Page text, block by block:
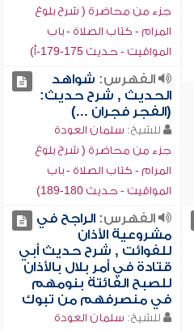
جزء من محاضرة ( شرح بلوغ
المرام - كتاب الصلاة - باب
المواقيت - حديث 175-179-أ)
الفهرس: شواهد
الحديث , شرح حديث:
(الفجر فجران ...)
للشيخ: سلمان العودة
جزء من محاضرة ( شرح بلوغ
المرام - كتاب الصلاة - باب
المواقيت - حديث 180-189)
الفهرس:الراجح في
مشروعية الأذان
للفوائت , شرح حديث أبي
قتادة في أمر بلال بالأذان
للصبح الفائتة بنومهم
في منصرفهم من تبوك
للشيخ: سلمان العودة